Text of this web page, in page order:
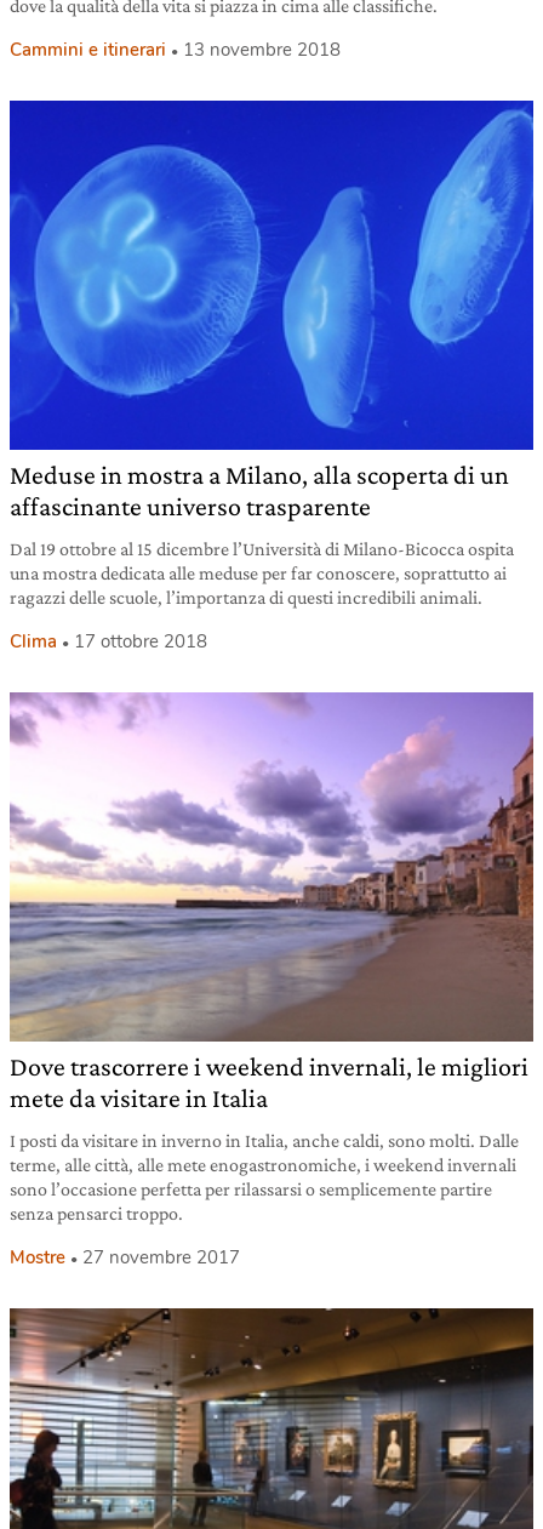
dove la qualità della vita si piazza in cima alle classifiche.
Cammini e itinerari 13 novembre 2018
Meduse in mostra a Milano, alla scoperta di un
affascinante universo trasparente
Dal 19 ottobre al 15 dicembre l’Università di Milano-Bicocca ospita
una mostra dedicata alle meduse per far conoscere, soprattutto ai
ragazzi delle scuole, l’importanza di questi incredibili animali.
Clima 17 ottobre 2018
Dove trascorrere i weekend invernali, le migliori
mete da visitare in Italia
I posti da visitare in inverno in Italia, anche caldi, sono molti. Dalle
terme, alle città, alle mete enogastronomiche, i weekend invernali
sono l’occasione perfetta per rilassarsi o semplicemente partire
senza pensarci troppo.
Mostre 27 novembre 2017